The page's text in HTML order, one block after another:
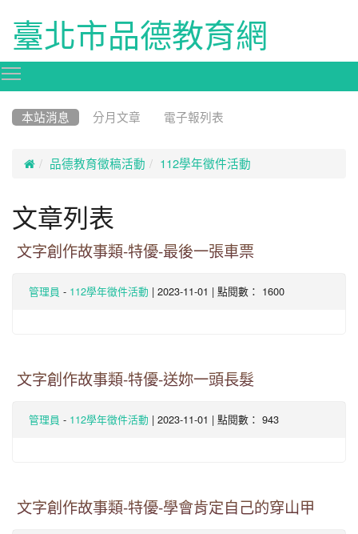
臺北市品德教育網
本站消息 分月文章 電子報列表
 品德教育徵稿活動 112學年徵件活動
文章列表
文字創作故事類-特優-最後一張車票
管理員 - 112學年徵件活動 | 2023-11-01 | 點閱數： 1600
文字創作故事類-特優-送妳一頭長髮
管理員 - 112學年徵件活動 | 2023-11-01 | 點閱數： 943
文字創作故事類-特優-學會肯定自己的穿山甲